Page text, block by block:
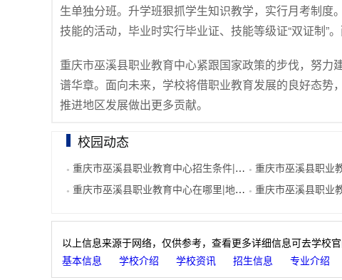
生单独分班。升学班狠抓学生知识教学，实行月考制
技能的活动，毕业时实行毕业证、技能等级证“双证制”
重庆市巫溪县职业教育中心紧跟国家政策的步伐，努
谱华章。面向未来，学校将借职业教育发展的良好态
推进地区发展做出更多贡献。
校园动态
● 重庆市巫溪县职业教育中心招生条件|招生要求 ● 重庆市巫溪县职业
● 重庆市巫溪县职业教育中心在哪里|地址在哪里 ● 重庆市巫溪县职业教
以上信息来源于网络，仅供参考，查看更多详细信息可去学校官
基本信息
学校介绍 学校资讯 招生信息 专业介绍